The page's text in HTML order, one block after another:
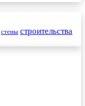
стены строительства